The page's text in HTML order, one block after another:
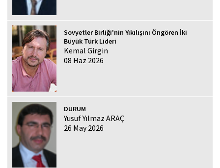
Sovyetler Birliği'nin Yıkılışını Öngören İki
Büyük Türk Lideri
Kemal Girgin
08 Haz 2026
DURUM
Yusuf Yılmaz ARAÇ
26 May 2026